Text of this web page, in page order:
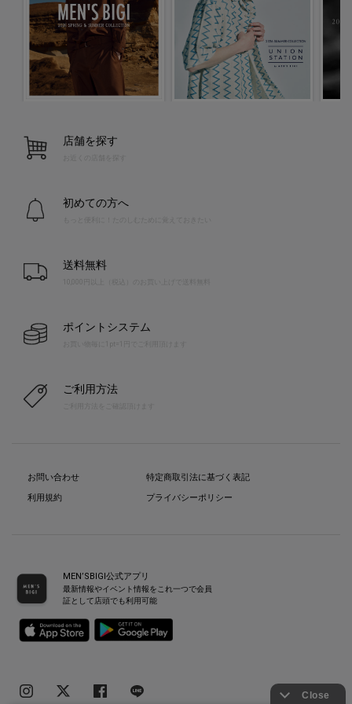
店舗を探す
お近くの店舗を探す
初めての方へ
送料無料
10,000円以上（税込）のお買い上げで送料無料
ポイントシステム
お買い物毎に1pt=1円でご利用頂けます
ご利用方法
お問い合わせ
利用規約
特定商取引法に基づく表記
プライバシーポリシー
MEN’SBIGI公式アプリ
最新情報やイベント情報をこれ一つで会員
証として店頭でも利用可能